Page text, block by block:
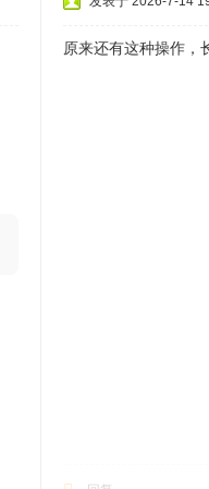
原来还有这种操作，